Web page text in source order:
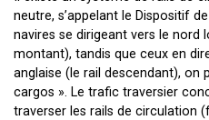
neutre, s’appelant le Dispositif
navires se dirigeant vers le nord
montant), tandis que ceux en
anglaise (le rail descendant), on
cargos ». Le trafic traversier
traverser les rails de circulation